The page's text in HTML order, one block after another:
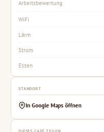
Arbeitsbewertung
WiFi
Lärm
Strom
Essen
STANDORT
In Google Maps öffnen
DIESES CAFÉ TEILEN